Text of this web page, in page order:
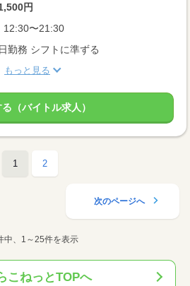
円
12:30〜21:30
勤務 シフトに準ずる
もっと見る
（バイトル求人）
1 2
次のページへ
中、1～25件を表示
こねっとTOPへ